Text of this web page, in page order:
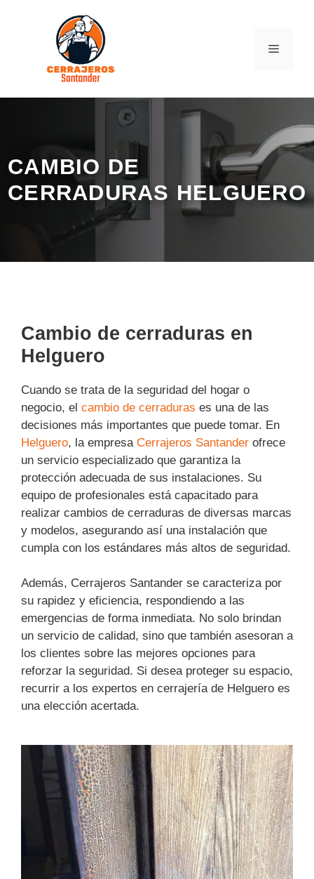
MENÚ
CAMBIO DE
CERRADURAS HELGUERO
Cambio de cerraduras en
Helguero
Cuando se trata de la seguridad del hogar o
negocio, el cambio de cerraduras es una de las
decisiones más importantes que puede tomar. En
Helguero, la empresa Cerrajeros Santander ofrece
un servicio especializado que garantiza la
protección adecuada de sus instalaciones. Su
equipo de profesionales está capacitado para
realizar cambios de cerraduras de diversas marcas
y modelos, asegurando así una instalación que
cumpla con los estándares más altos de seguridad.
Además, Cerrajeros Santander se caracteriza por
su rapidez y eficiencia, respondiendo a las
emergencias de forma inmediata. No solo brindan
un servicio de calidad, sino que también asesoran a
los clientes sobre las mejores opciones para
reforzar la seguridad. Si desea proteger su espacio,
recurrir a los expertos en cerrajería de Helguero es
una elección acertada.